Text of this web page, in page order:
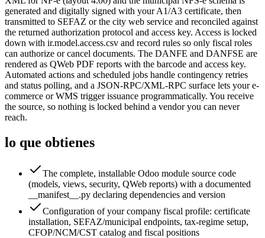
generated and digitally signed with your A1/A3 certificate, then
transmitted to SEFAZ or the city web service and reconciled against
the returned authorization protocol and access key. Access is locked
down with ir.model.access.csv and record rules so only fiscal roles
can authorize or cancel documents. The DANFE and DANFSE are
rendered as QWeb PDF reports with the barcode and access key.
Automated actions and scheduled jobs handle contingency retries
and status polling, and a JSON-RPC/XML-RPC surface lets your e-
commerce or WMS trigger issuance programmatically. You receive
the source, so nothing is locked behind a vendor you can never
reach.
lo que obtienes
The complete, installable Odoo module source code
(models, views, security, QWeb reports) with a documented
__manifest__.py declaring dependencies and version
Configuration of your company fiscal profile: certificate
installation, SEFAZ/municipal endpoints, tax-regime setup,
CFOP/NCM/CST catalog and fiscal positions